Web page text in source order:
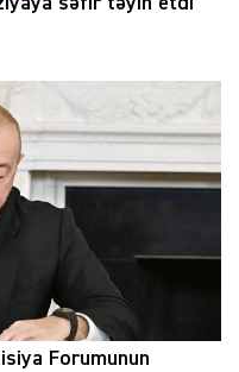
Forumunun